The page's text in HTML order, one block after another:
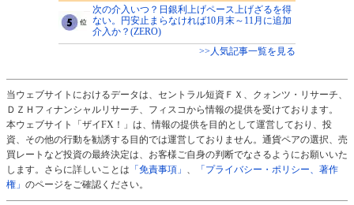
次の介入いつ？日銀利上げペース上げざるを得
ない。円安止まらなければ10月末～11月に追加
介入か？(ZERO)
>>人気記事一覧を見る
当ウェブサイトにおけるデータは、セントラル短資ＦＸ、クォンツ・リサーチ、
ＤＺＨフィナンシャルリサーチ、フィスコから情報の提供を受けております。
本ウェブサイト「ザイFX！」は、情報の提供を目的として運営しており、投
資、その他の行動を勧誘する目的では運営しておりません。通貨ペアの選択、売
買レートなど投資の最終決定は、お客様ご自身の判断でなさるようにお願いいた
します。さらに詳しいことは 「免責事項」 、
「プライバシー・ポリシー、著作
権」 のページをご確認ください。